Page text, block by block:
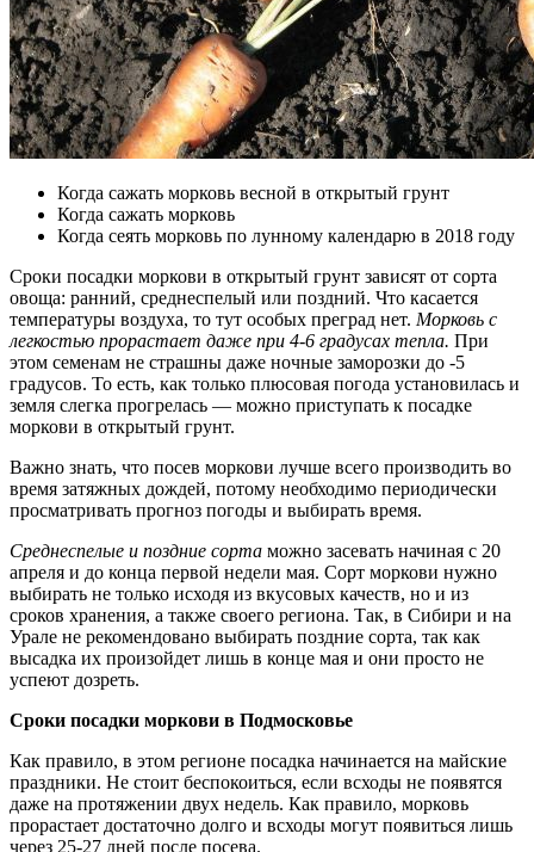
Когда сажать морковь весной в открытый грунт
Когда сажать морковь
Когда сеять морковь по лунному календарю в 2018 году
Сроки посадки моркови в открытый грунт зависят от сорта
овоща: ранний, среднеспелый или поздний. Что касается
температуры воздуха, то тут особых преград нет. Морковь с
легкостью прорастает даже при 4-6 градусах тепла. При
этом семенам не страшны даже ночные заморозки до -5
градусов. То есть, как только плюсовая погода установилась и
земля слегка прогрелась — можно приступать к посадке
моркови в открытый грунт.
Важно знать, что посев моркови лучше всего производить во
время затяжных дождей, потому необходимо периодически
просматривать прогноз погоды и выбирать время.
Среднеспелые и поздние сорта можно засевать начиная с 20
апреля и до конца первой недели мая. Сорт моркови нужно
выбирать не только исходя из вкусовых качеств, но и из
сроков хранения, а также своего региона. Так, в Сибири и на
Урале не рекомендовано выбирать поздние сорта, так как
высадка их произойдет лишь в конце мая и они просто не
успеют дозреть.
Сроки посадки моркови в Подмосковье
Как правило, в этом регионе посадка начинается на майские
праздники. Не стоит беспокоиться, если всходы не появятся
даже на протяжении двух недель. Как правило, морковь
прорастает достаточно долго и всходы могут появиться лишь
через 25-27 дней после посева.